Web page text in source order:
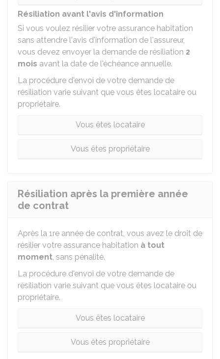
Résiliation avant l'avis d'information
Si vous voulez résilier votre assurance habitation
sans attendre l'avis d'information de l'assureur,
vous devez envoyer la demande de résiliation 2
mois avant la date de l'échéance annuelle.
La procédure d'envoi de votre demande de
résiliation varie suivant que vous êtes locataire ou
propriétaire.
Vous êtes locataire
Vous êtes propriétaire
Résiliation après la première année
de contrat
Après la 1re année de contrat, vous avez le droit de
résilier votre assurance habitation à tout
moment, sans pénalité.
La procédure d'envoi de votre demande de
résiliation varie suivant que vous êtes locataire ou
propriétaire.
Vous êtes locataire
Vous êtes propriétaire